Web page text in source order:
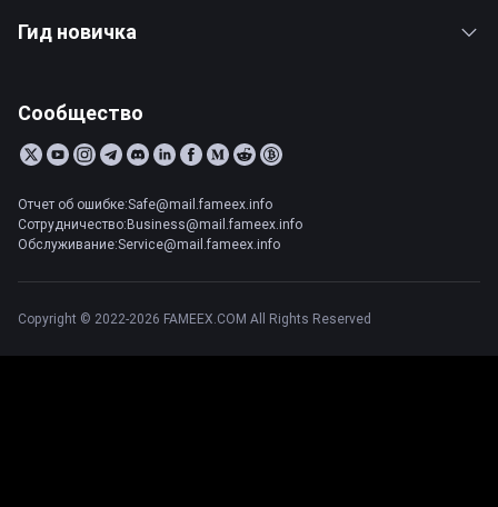
Гид новичка
Сообщество
Отчет об ошибке:Safe@mail.fameex.info
Сотрудничество:Business@mail.fameex.info
Обслуживание:Service@mail.fameex.info
Copyright © 2022-2026 FAMEEX.COM All Rights Reserved